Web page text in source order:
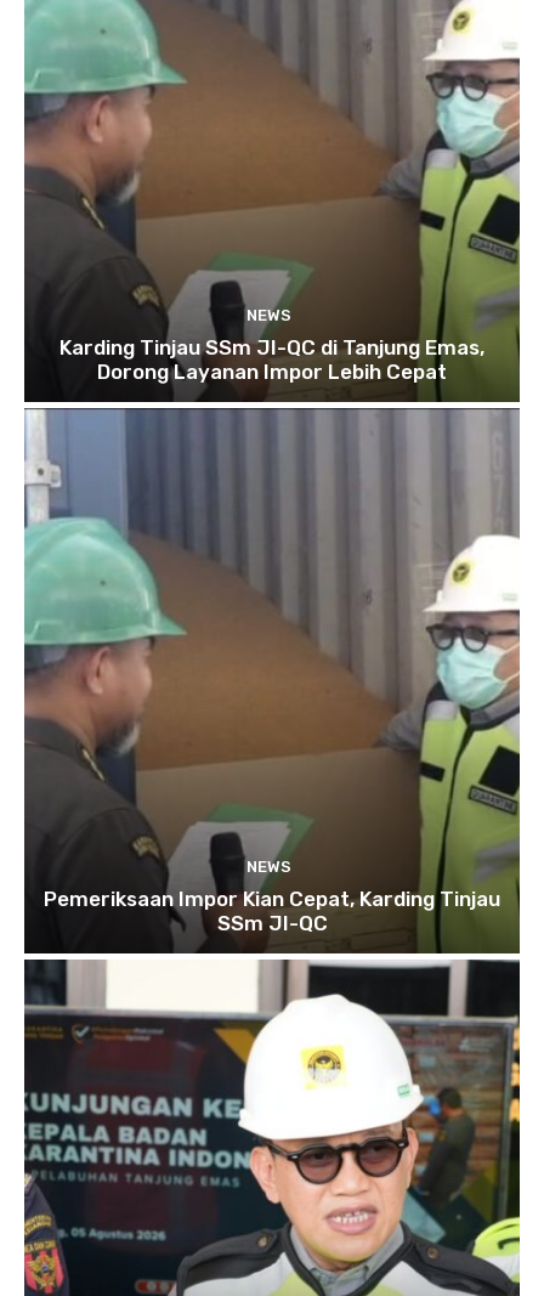
NEWS
Karding Tinjau SSm JI-QC di Tanjung Emas,
Dorong Layanan Impor Lebih Cepat
NEWS
Pemeriksaan Impor Kian Cepat, Karding Tinjau
SSm JI-QC